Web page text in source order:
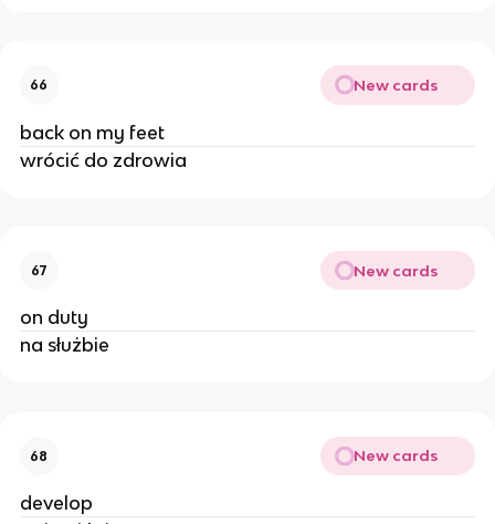
66 New cards
back on my feet
wrócić do zdrowia
67 New cards
on duty
na służbie
68 New cards
develop